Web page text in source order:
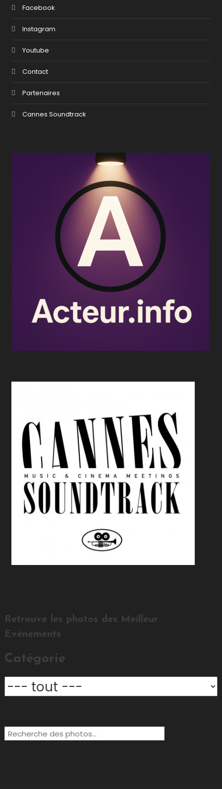
Facebook
Instagram
Youtube
Contact
Partenaires
Cannes Soundtrack
Retrouve les photos des Meilleur
Evénements
Catégorie
Rechercher: